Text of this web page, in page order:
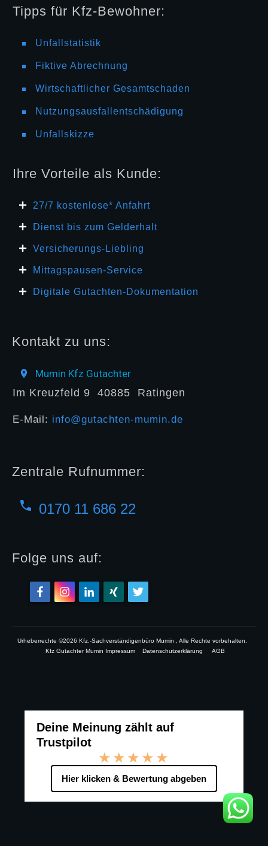
Tipps für Kfz-Bewohner:
Unfallstatistik
Fiktive Abrechnung
Wirtschaftlicher Gesamtschaden
Nutzungsausfallentschädigung
Unfallskizze
Ihre Vorteile als Kunde:
27/7 kosten lose* Anfahrt
Dienst bis zum Gelderhalt
Versicherungs-Liebling
Mittagspausen-Service
Digitale Gutachten-Dokumentation
Kontakt zu uns:
Mumin Kfz Gutachter
Im Kreuzfeld 9 40885 Ratingen
E-Mail: info@gutachten-mumin.de
Zentrale Rufnummer:
0170 11 686 22
Folge uns auf:
Urheberrechte ©2026 Kfz.-Sachverständigenbüro Mumin , Alle Rechte vorbehalten.
Kfz Gutachter Mumin Impressum
Datenschutzerklärung AGB
Deine Meinung zählt auf
Trustpilot
★★★★★
Hier klicken & Bewertung abgeben